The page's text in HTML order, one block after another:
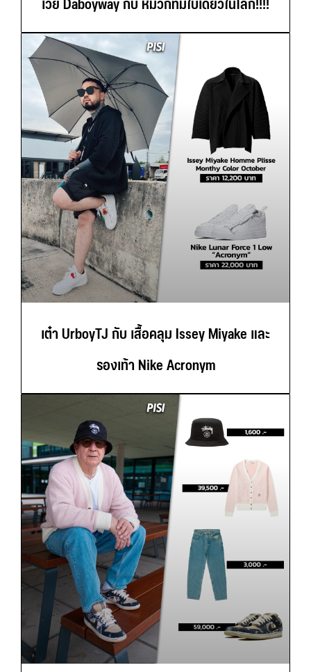
เต๋า UrboyTJ กับ เสื้อคลุม Issey Miyake และ
รองเท้า Nike Acronym